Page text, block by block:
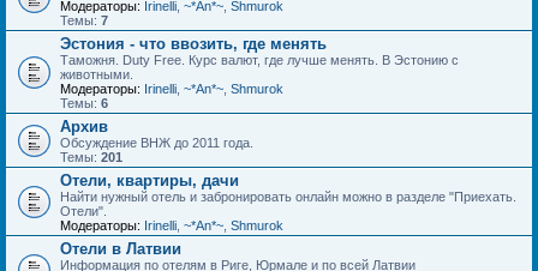
Модераторы: Irinelli ~*An*~ Shmurok
Темы: 7
Эстония - что ввозить, где менять
Таможня. Duty Free. Курс валют, где лучше менять. В Эстонию с
животными.
Модераторы: Irinelli ~*An*~ Shmurok
Темы: 6
Архив
Обсуждение ВНЖ до 2011 года.
Темы: 201
Отели, квартиры, дачи
Найти нужный отель и забронировать онлайн можно в разделе "Приехать.
Отели".
Модераторы: Irinelli ~*An*~ Shmurok
Отели в Латвии
Информация по отелям в Риге, Юрмале и по всей Латвии